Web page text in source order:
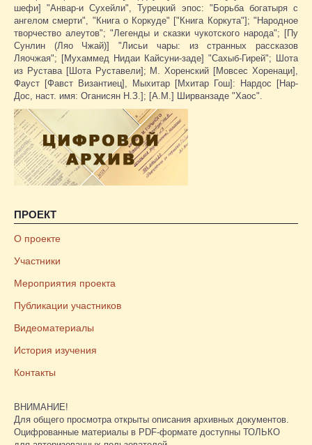
ше­фи] "Анвар-и Сухейли", Турецкий эпос: "Борьба богатыря с
ангелом смерти", "Книга о Коркуде" ["Книга Коркута"]; "Народное
творчество алеутов"; "Легенды и сказки чукотского народа"; [Пу
Сунлин (Ляо Чжай)] "Лисьи чары: из странных рассказов
Ляочжая"; [Мухаммед Нидаи Кайсуни-заде] "Сахыб-Гирей"; Шота
из Рустава [Шота Руставели]; М. Хоренский [Мовсес Хоренаци],
Фауст [Фавст Византиец], Мыхитар [Мхитар Гош]: Нардос [Нар-
Дос, наст. имя: Оганисян Н.З.]; [А.М.] Ширванзаде "Хаос".
ПРОЕКТ
О проекте
Участники
Мероприятия проекта
Публикации участников
Видеоматериалы
История изучения
Контакты
ВНИМАНИЕ!
Для общего просмотра открыты описания архивных документов.
Оцифрованные материалы в PDF-формате доступны ТОЛЬКО